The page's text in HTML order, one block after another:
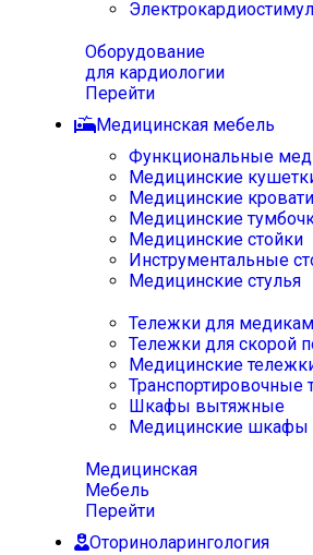
Оборудование
для кардиологии
Перейти
Медицинская мебель
Функциональные
Медицинские
Медицинские кровати
Медицинские
Медицинские стойки
Инструментальные
Медицинские стулья
Тележки для
Тележки для скорой
Медицинские
Транспортировочные
Шкафы вытяжные
Медицинские шкафы
Медицинская
Мебель
Перейти
Оториноларингология